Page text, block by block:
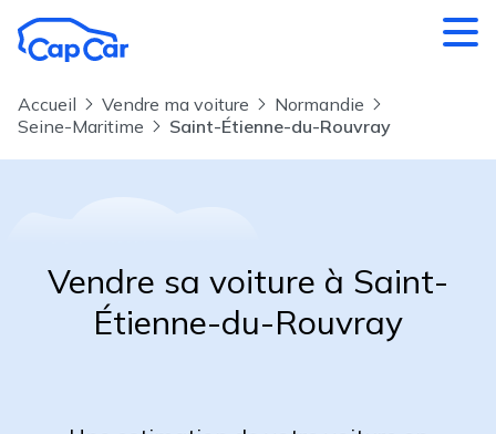
Accueil Vendre ma voiture
Normandie
Seine-Maritime
Saint-Étienne-du-Rouvray
Vendre sa voiture à Saint-
Étienne-du-Rouvray